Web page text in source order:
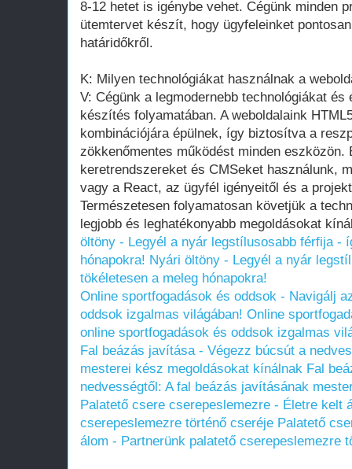
8-12 hetet is igénybe vehet. Cégünk minden
ütemtervet készít, hogy ügyfeleinket
határidőkről.
K: Milyen technológiákat használnak a
V: Cégünk a legmodernebb technológiákat
készítés folyamatában. A weboldalaink
kombinációjára épülnek, így biztosítva a
zökkenőmentes működést minden eszközön.
keretrendszereket és CMSeket használunk,
vagy a React, az ügyfél igényeitől és a
Természetesen folyamatosan követjük a
legjobb és leghatékonyabb megoldásokat
öltöny - Legyél a nyár legstílusosabb férfija -
hónapokra! Nyári öltöny - Legyél a nyár
tökéletesen a meleg hónapokra!
Online sportfogadások és oddsok - Navigálj
oddsok izgalmas világában! Online
online sportfogadások és oddsok izgalmas
Fal beázás javítása - Végezz búcsút a
mesterei kész megoldásokat kínálnak Fal
nedvességtől: A fal beázás javításának
Palatető csere cserepeslemezre - Életre kelt
cserepeslemezre történő cseréje Palatető
álom - Partnerünk palatető cserepeslemezre